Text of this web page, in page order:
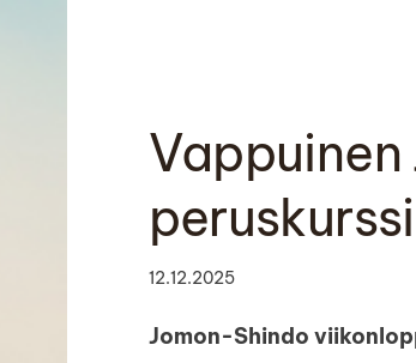
SUOMEN KURATOMI Jomon-
12.12.2025
Jomon-Shindo